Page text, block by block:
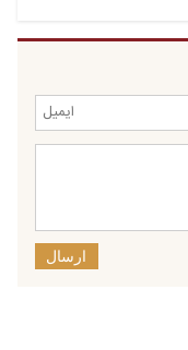
ارسال